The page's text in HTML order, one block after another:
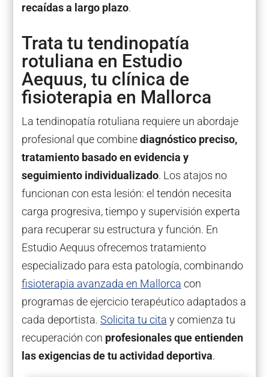
recaídas a largo plazo.
Trata tu tendinopatía
rotuliana en Estudio
Aequus, tu clínica de
fisioterapia en Mallorca
La tendinopatía rotuliana requiere un abordaje
profesional que combinediagnóstico preciso,
tratamiento basado en evidencia y
seguimiento individualizado. Los atajos no
funcionan con esta lesión: el tendón necesita
carga progresiva, tiempo y supervisión experta
para recuperar su estructura y función. En
Estudio Aequus ofrecemos tratamiento
especializado para esta patología, combinando
fisioterapia avanzada en Mallorca con
programas de ejercicio terapéutico adaptados a
cada deportista. Solicita tu cita y comienza tu
recuperación con profesionales que entienden
las exigencias de tu actividad deportiva.